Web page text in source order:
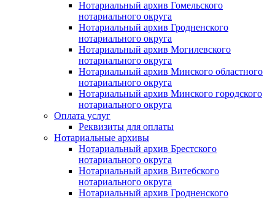
Нотариальный архив Гомельского
нотариального округа
Нотариальный архив Гродненского
нотариального округа
Нотариальный архив Могилевского
нотариального округа
Нотариальный архив Минского областного
нотариального округа
Нотариальный архив Минского городского
нотариального округа
Оплата услуг
Реквизиты для оплаты
Нотариальные архивы
Нотариальный архив Брестского
нотариального округа
Нотариальный архив Витебского
нотариального округа
Нотариальный архив Гродненского